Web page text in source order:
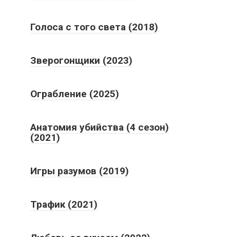
Голоса с того света (2018)
Зверогонщики (2023)
Ограбление (2025)
Анатомия убийства (4 сезон)
(2021)
Игры разумов (2019)
Трафик (2021)